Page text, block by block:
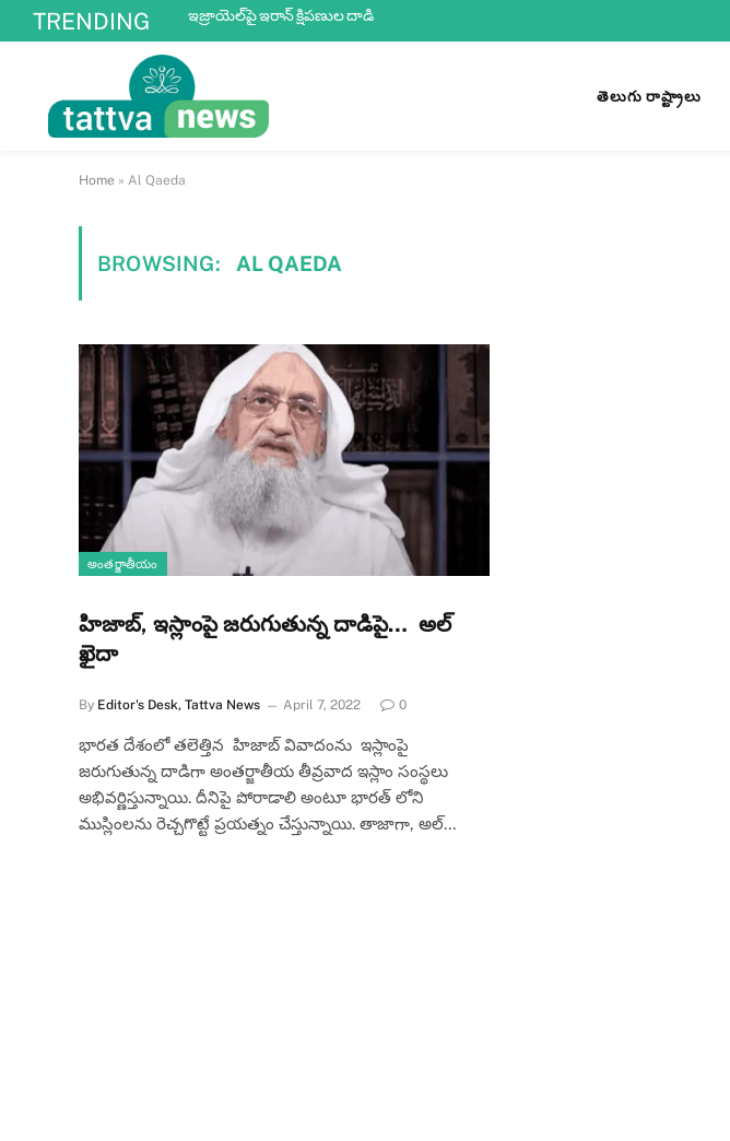
TRENDING
ఇజ్రాయెల్‌పై ఇరాన్ క్షిపణుల దాడి
తెలుగు రాష్ట్రాలు
Home » Al Qaeda
BROWSING: AL QAEDA
అంతర్జాతీయం
హిజాబ్, ఇస్లాంపై జరుగుతున్న దాడిపై… అల్
ఖైదా
By Editor's Desk, Tattva News April 7, 2022 0
భారత దేశంలో తలెత్తిన హిజాబ్ వివాదంను ఇస్లాంపై
జరుగుతున్న దాడిగా అంతర్జాతీయ తీవ్రవాద ఇస్లాం సంస్థలు
అభివర్ణిస్తున్నాయి. దీనిపై పోరాడాలి అంటూ భారత్ లోని
ముస్లింలను రెచ్చగొట్టే ప్రయత్నం చేస్తున్నాయి. తాజాగా, అల్…